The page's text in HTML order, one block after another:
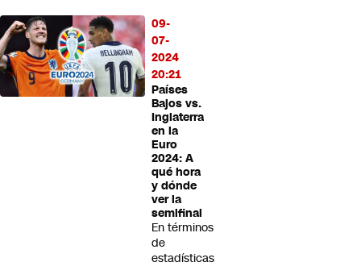
09-
07-
2024
20:21
Países
Bajos vs.
Inglaterra
en la
Euro
2024: A
qué hora
y dónde
ver la
semifinal
En términos
de
estadísticas